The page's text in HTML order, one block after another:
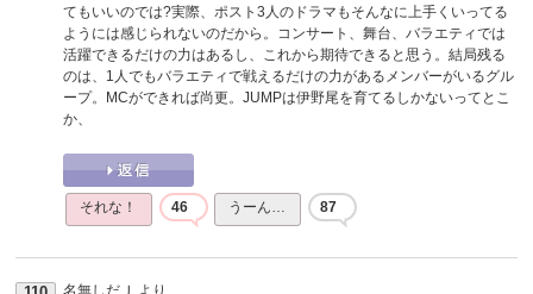
てもいいのでは?実際、ポスト3人のドラマもそんなに上手くいってる
ようには感じられないのだから。コンサート、舞台、バラエティでは
活躍できるだけの力はあるし、これから期待できると思う。結局残る
のは、1人でもバラエティで戦えるだけの力があるメンバーがいるグル
ープ。MCができれば尚更。JUMPは伊野尾を育てるしかないってとこ
か、
それな！ 46 うーん… 87
名無しだＪ より